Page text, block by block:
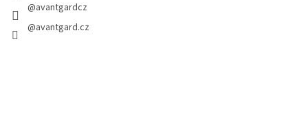
@avantgardcz
@avantgard.cz